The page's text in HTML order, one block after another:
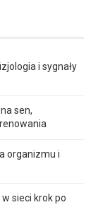
i sygnały
sen,
organizmu i
sieci krok po